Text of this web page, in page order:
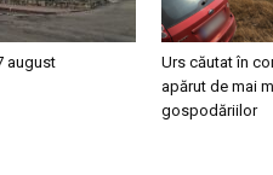
august
Urs căutat în
apărut de mai
gospodăriilor